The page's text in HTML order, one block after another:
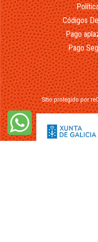
Códigos
Pago
Pago
Sitio protegido por